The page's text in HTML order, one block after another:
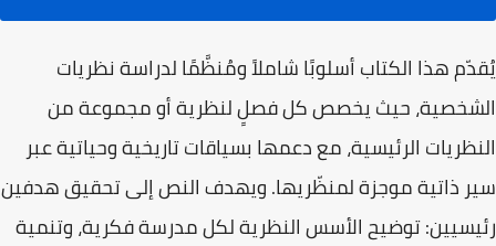
يُقدّم هذا الكتاب أسلوبًا شاملاً ومُنظَّمًا لدراسة نظريات
الشخصية، حيث يخصص كل فصلٍ لنظرية أو مجموعة من
النظريات الرئيسية، مع دعمها بسياقات تاريخية وحياتية عبر
سير ذاتية موجزة لمنظّريها. ويهدف النص إلى تحقيق هدفين
رئيسيين: توضيح الأسس النظرية لكل مدرسة فكرية، وتنمية